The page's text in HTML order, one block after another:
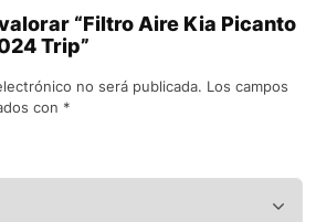
“Filtro Aire Kia Picanto
Trip”
no será publicada. Los campos
con *